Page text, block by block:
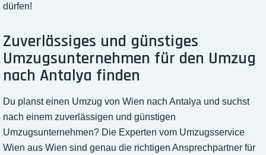
dürfen!
Zuverlässiges und günstiges
Umzugsunternehmen für den Umzug
nach Antalya finden
Du planst einen Umzug von Wien nach Antalya und suchst
nach einem zuverlässigen und günstigen
Umzugsunternehmen? Die Experten vom Umzugsservice
Wien aus Wien sind genau die richtigen Ansprechpartner für